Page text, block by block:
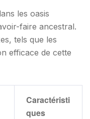
les oasis
faire ancestral.
tels que les
efficace de cette
Caractéristi
ques